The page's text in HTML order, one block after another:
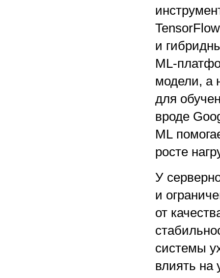
и
ML-
модели, а
для
вроде
ML
росте
У
и
от
системы
влиять на